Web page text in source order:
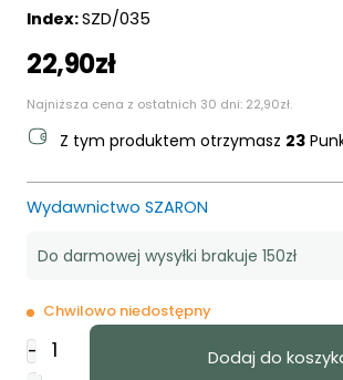
Index:SZD/035
22,90zł
Najniższa cena z ostatnich 30 dni: 22,90zł.
Z tym produktem otrzymasz 23
Wydawnictwo SZARON
Do darmowej wysyłki brakuje 150zł
Chwilowo niedostępny
-
ilość
Notatnik
Dodaj do